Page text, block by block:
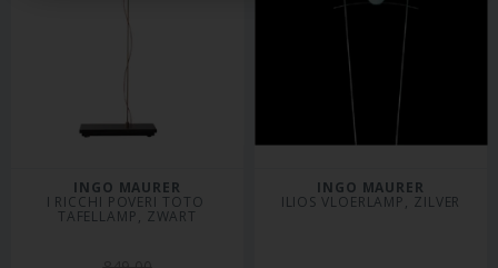
INGO MAURER
I RICCHI POVERI TOTO
TAFELLAMP, ZWART
INGO MAURER
ILIOS VLOERLAMP, ZILVER